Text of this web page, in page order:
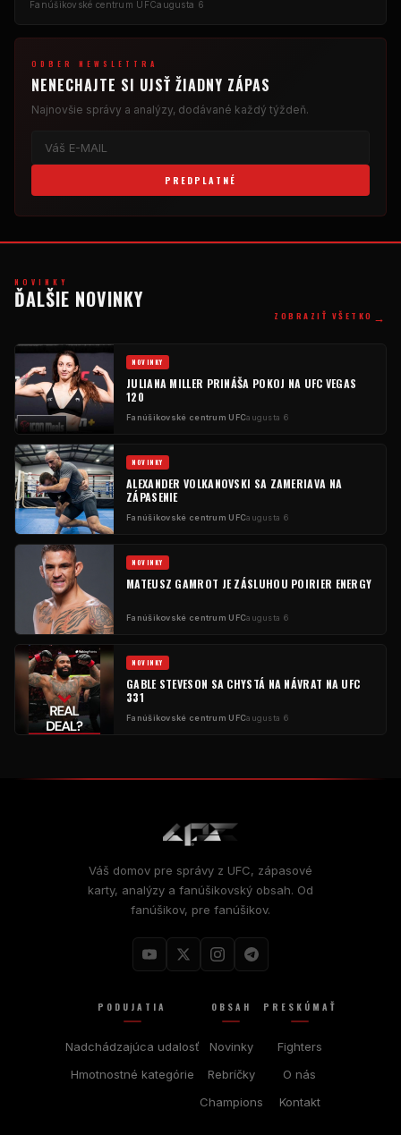
Fanúšikovské centrum UFCaugusta 6
ODBER NEWSLETTRA
NENECHAJTE SI UJSŤ ŽIADNY ZÁPAS
Najnovšie správy a analýzy, dodávané každý týždeň.
PREDPLATNÉ
NOVINKY
ĎALŠIE NOVINKY
ZOBRAZIŤ VŠETKO →
NOVINKY
JULIANA MILLER PRINÁŠA POKOJ NA UFC VEGAS
120
Fanúšikovské centrum UFCaugusta 6
NOVINKY
ALEXANDER VOLKANOVSKI SA ZAMERIAVA NA
ZÁPASENIE
Fanúšikovské centrum UFCaugusta 6
NOVINKY
MATEUSZ GAMROT JE ZÁSLUHOU POIRIER ENERGY
Fanúšikovské centrum UFCaugusta 6
NOVINKY
GABLE STEVESON SA CHYSTÁ NA NÁVRAT NA UFC
331
Fanúšikovské centrum UFCaugusta 6
Váš domov pre správy z UFC, zápasové
karty, analýzy a fanúšikovský obsah. Od
fanúšikov, pre fanúšikov.
PODUJATIA
Nadchádzajúca udalosť
Hmotnostné kategórie
OBSAH
Novinky
Rebríčky
Champions
PRESKÚMAŤ
Fighters
O nás
Kontakt